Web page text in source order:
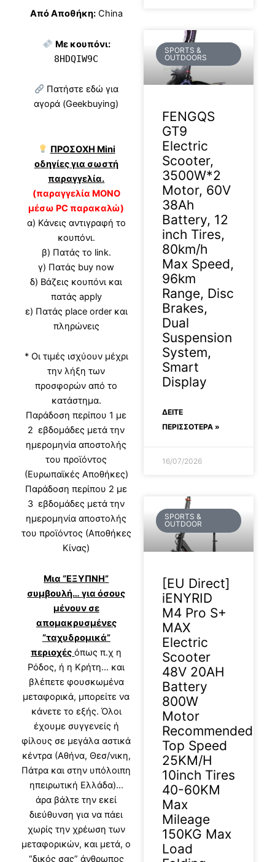
Από Αποθήκη:China
Με κουπόνι:
8HDQIW9C
Πατήστε εδώ για
αγορά (Geekbuying)
ΠΡΟΣΟΧΗ Mini
οδηγίες για σωστή
παραγγελία.
(παραγγελία ΜΟΝΟ
μέσω PC παρακαλώ)
α) Κάνεις αντιγραφή το
κουπόνι.
β) Πατάς το link.
γ) Πατάς buy now
δ) Βάζεις κουπόνι και
πατάς apply
ε) Πατάς place order και
πληρώνεις
* Οι τιμές ισχύουν μέχρι
την λήξη των
προσφορών από το
κατάστημα.
Παράδοση περίπου 1 με
2 εβδομάδες μετά την
ημερομηνία αποστολής
του προϊόντος
(Ευρωπαϊκές Αποθήκες)
Παράδοση περίπου 2 με
3 εβδομάδες μετά την
ημερομηνία αποστολής
του προϊόντος (Αποθήκες
Κίνας)
Μια “ΕΞΥΠΝΗ”
συμβουλή… για όσους
μένουν σε
απομακρυσμένες
“ταχυδρομικά”
περιοχές όπως π.χ η
Ρόδος, ή η Κρήτη… και
βλέπετε φουσκωμένα
μεταφορικά, μπορείτε να
κάνετε το εξής. Όλοι
έχουμε συγγενείς ή
φίλους σε μεγάλα αστικά
κέντρα (Αθήνα, Θεσ/νικη,
Πάτρα και στην υπόλοιπη
ηπειρωτική Ελλάδα)…
άρα βάλτε την εκεί
διεύθυνση για να πάει
χωρίς την χρέωση των
μεταφορικών, και μετά, ο
“δικός σας” άνθρωπος
SPORTS &
OUTDOORS
FENGQS
GT9
Electric
Scooter,
3500W*2
Motor, 60V
38Ah
Battery, 12
inch Tires,
80km/h
Max Speed,
96km
Range, Disc
Brakes,
Dual
Suspension
System,
Smart
Display
ΔΕΊΤΕ
ΠΕΡΙΣΣΟΤΕΡΑ »
16/07/2026
SPORTS &
OUTDOOR
[EU Direct]
iENYRID
M4 Pro S+
MAX
Electric
Scooter
48V 20AH
Battery
800W
Motor
Recommended
Top Speed
25KM/H
10inch Tires
40-60KM
Max
Mileage
150KG Max
Load